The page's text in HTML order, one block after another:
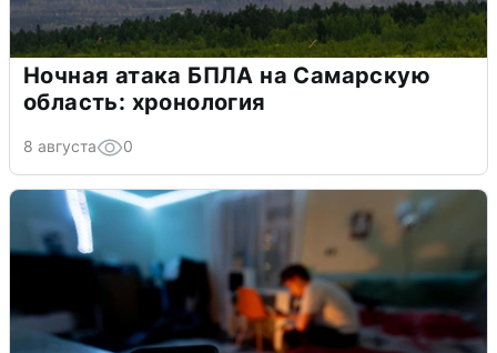
Ночная атака БПЛА на Самарскую
область: хронология
8 августа 0